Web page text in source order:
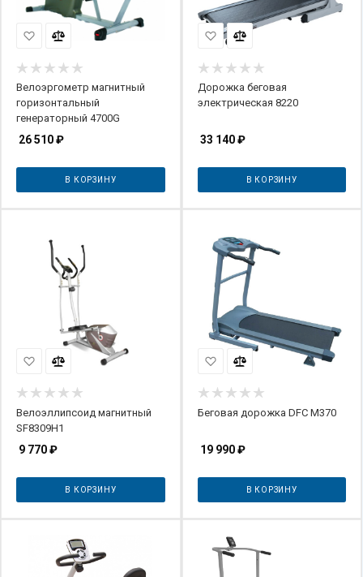
Велоэргометр магнитный
горизонтальный
генераторный 4700G
26 510₽
В КОРЗИНУ
Дорожка беговая
электрическая 8220
33 140₽
В КОРЗИНУ
Велоэллипсоид магнитный
SF8309H1
9 770₽
В КОРЗИНУ
Беговая дорожка DFC M370
19 990₽
В КОРЗИНУ